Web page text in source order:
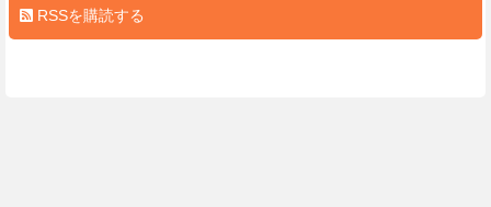
RSSを購読する